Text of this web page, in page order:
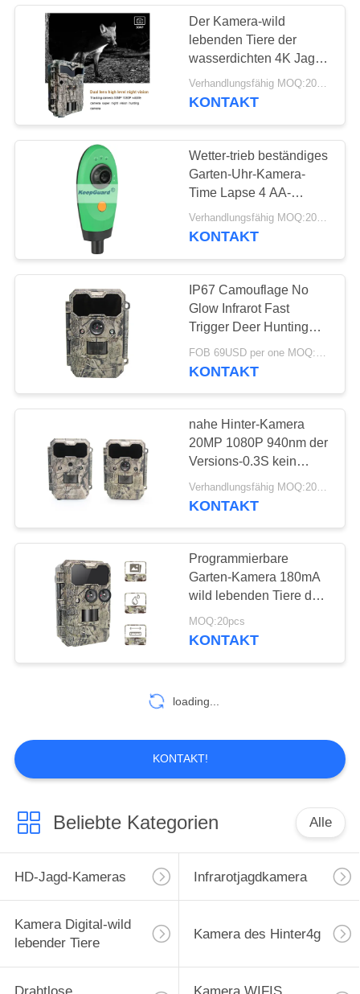
Hinterkamera
Kamera WIFIS
Bluetooth
44
Jagd von
Kamerazubehören
Zelluläre Spiel-
Kamera
22
Garten-Kamera der
14
GPS-Hinterkamera
27
Der Kamera-wild
lebenden Tiere der
wasserdichten 4K Jagd-
Hinterkamera ultra HD
Nachtinfrarot im Freien
Verhandlungsfähig MOQ:20pcs
KONTAKT
Wetter-trieb beständiges
Garten-Uhr-Kamera-
Time Lapse 4 AA-
Batterien an
Verhandlungsfähig MOQ:20pcs
KONTAKT
IP67 Camouflage No
Glow Infrarot Fast
Trigger Deer Hunting
Trail Kamera
KONTAKT
nahe Hinter-Kamera
20MP 1080P 940nm der
Versions-0.3S kein
Glühen Infrarot-30m PIR
Verhandlungsfähig MOQ:20pcs
KONTAKT
Programmierbare
Garten-Kamera 180mA
wild lebenden Tiere der
Trigger0.25s mit
Mikrolinse
MOQ:20pcs
KONTAKT
loading...
KONTAKT!
Beliebte Kategorien Alle
HD-Jagd-Kameras Infrarotjagdkamera
Kamera Digital-wild
lebender Tiere
Kamera des Hinter4g